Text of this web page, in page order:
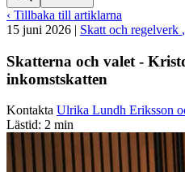
‹ Tillbaka till artiklarna
15 juni 2026 | Skatt och regelverk
Skatterna och valet -
inkomstskatten
Kontakta Ulrika Lundh Eriksson
Lästid: 2 min